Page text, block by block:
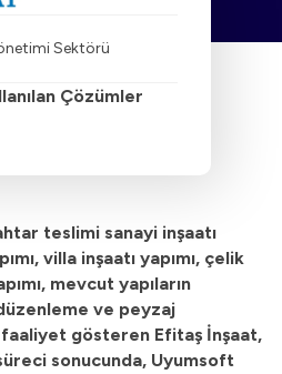
Sektörü
Çözümler
teslimi sanayi inşaatı
villa inşaatı yapımı, çelik
mevcut yapıların
ve peyzaj
faaliyet gösteren Efitaş İnşaat,
sonucunda, Uyumsoft